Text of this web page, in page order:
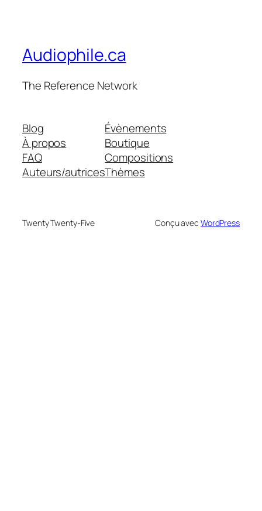
Audiophile.ca
The Reference Network
Blog
À propos
FAQ
Auteurs/autrices
Évènements
Boutique
Compositions
Thèmes
Twenty Twenty-Five Conçu avec WordPress